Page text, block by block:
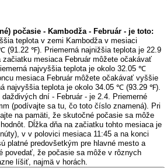
počasie - Kambodža - Február - je toto:
teplota v zemi Kambodža v mesiaci
(91.22 ℉). Priemerná najnižšia teplota je 22.9
mesiaca Február môžete očakávať
najvyššia teplota je okolo 32.05 ℃
mesiaca Február môžete očakávať vyššie
najvyššia teplota je okolo 34.05 ℃ (93.29 ℉).
daždivých dní - Február - je 2.4. Priemerné
(podívajte sa tu, čo toto číslo znamená). Pri
na pamäti, že skutočné počasie sa môže
Dĺžka dňa na začiatku tohto mesiaca je
v v polovici mesiaca 11:45 a na konci
platné predovšetkým pre hlavné mesto a
povedať, že počasie sa môže v rôznych
líšiť, najmä v horách.